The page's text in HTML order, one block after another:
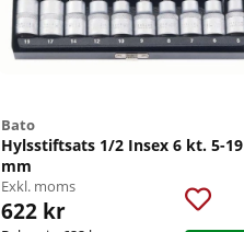
Bato
Hylsstiftsats 1/2 Insex 6 kt. 5-19
mm
Exkl. moms
622 kr